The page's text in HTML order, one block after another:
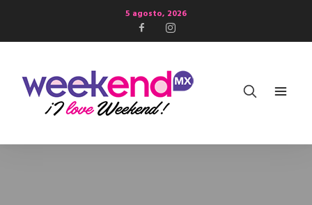
5 agosto, 2026